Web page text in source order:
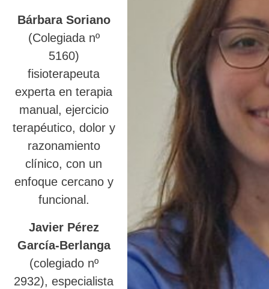
Bárbara Soriano
(Colegiada nº
5160)
fisioterapeuta
experta en terapia
manual, ejercicio
terapéutico, dolor y
razonamiento
clínico, con un
enfoque cercano y
funcional.
Javier Pérez
García-Berlanga
(colegiado nº
2932), especialista